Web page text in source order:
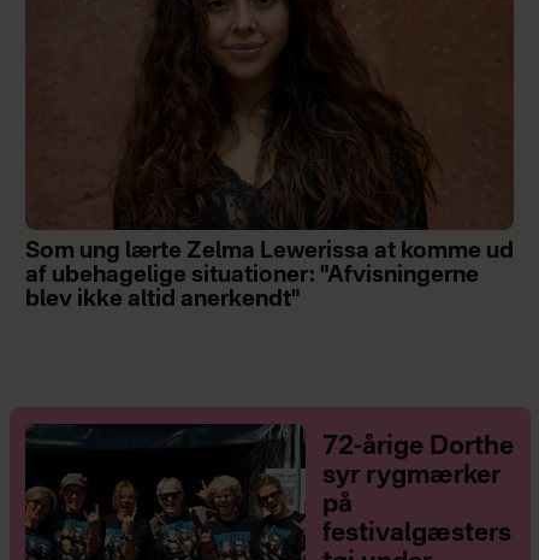
Som ung lærte Zelma Lewerissa at komme ud
af ubehagelige situationer: "Afvisningerne
blev ikke altid anerkendt"
72-årige Dorthe
syr rygmærker
på
festivalgæsters